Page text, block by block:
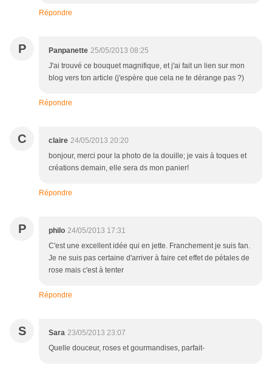
Répondre
P Panpanette 25/05/2013 08:25
J'ai trouvé ce bouquet magnifique, et j'ai fait un lien sur mon
blog vers ton article (j'espère que cela ne te dérange pas ?)
Répondre
C claire 24/05/2013 20:20
bonjour, merci pour la photo de la douille; je vais à toques et
créations demain, elle sera ds mon panier!
Répondre
P philo 24/05/2013 17:31
C'est une excellent idée qui en jette. Franchement je suis fan.
Je ne suis pas certaine d'arriver à faire cet effet de pétales de
rose mais c'est à tenter
Répondre
S Sara 23/05/2013 23:07
Quelle douceur, roses et gourmandises, parfait-